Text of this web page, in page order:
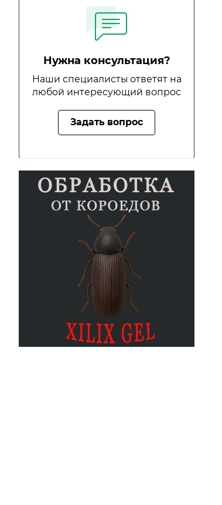
Нужна консультация?
Наши специалисты ответят на
любой интересующий вопрос
Задать вопрос